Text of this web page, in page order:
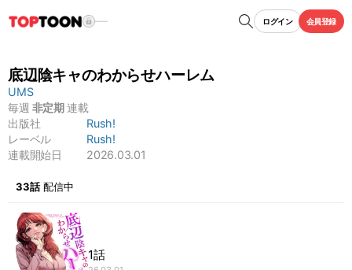
ログイン 会員登録
底辺陰キャのわからせハーレム
UMS
毎週 非定期連載
出版社
Rush!
レーベル
Rush!
連載開始日
2026.03.01
33話 配信中
1話